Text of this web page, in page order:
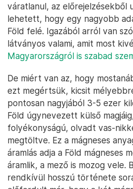
váratlanul, az előrejelzésekből
lehetett, hogy egy nagyobb
Föld felé. Igazából arról van
látványos valami, amit most
Magyarországról is szabad
De miért van az, hogy
ezt megértsük, kicsit
pontosan nagyjából 3-5 ezer
Föld úgynevezett külső
folyékonyságú, olvadt vas-
megtöltve. Ez a mágneses
áramlás adja a Föld mágneses
áramlik, a mező is mozog vele.
rendkívül hosszú története